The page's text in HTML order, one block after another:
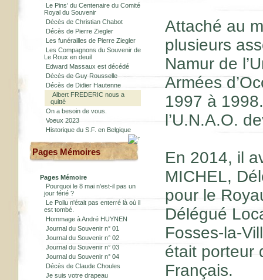
Le Pins’ du Centenaire du Comité
Royal du Souvenir
Décès de Christian Chabot
Décès de Pierre Ziegler
Les funérailles de Pierre Ziegler
Les Compagnons du Souvenir de
Le Roux en deuil
Edward Massaux est décédé
Décès de Guy Rousselle
Décès de Didier Hautenne
Albert FREDERIC nous a
quitté
On a besoin de vous.
Voeux 2023
Historique du S.F. en Belgique
Pages Mémoires
Pages Mémoire
Pourquoi le 8 mai n'est-il pas un
jour férié ?
Le Poilu n'était pas enterré là où il
est tombé.
Hommage à André HUYNEN
Journal du Souvenir n° 01
Journal du Souvenir n° 02
Journal du Souvenir n° 03
Journal du Souvenir n° 04
Décès de Claude Choules
Je suis votre drapeau
Attaché au
plusieurs
Namur de
Armées
1997 à
l’U.N.A.O.
En 2014, il
MICHEL,
pour le
Délégué
Fosses-la-
était porteur
Français.